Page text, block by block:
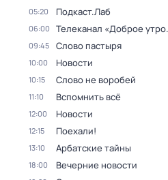
05:20 Подкаст.Лаб
06:00 Телеканал «Доброе
09:45 Слово пастыря
10:00 Новости
10:15 Слово не воробей
11:10 Вспомнить всё
12:00 Новости
12:15 Поехали!
13:10 Арбатские тайны
18:00 Вечерние новости